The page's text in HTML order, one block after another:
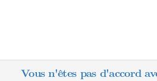
Vous n'êtes pas d'accord